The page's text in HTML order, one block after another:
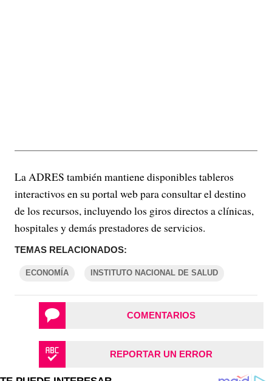
La ADRES también mantiene disponibles tableros
interactivos en su portal web para consultar el destino
de los recursos, incluyendo los giros directos a clínicas,
hospitales y demás prestadores de servicios.
TEMAS RELACIONADOS:
ECONOMÍA INSTITUTO NACIONAL DE SALUD
COMENTARIOS
REPORTAR UN ERROR